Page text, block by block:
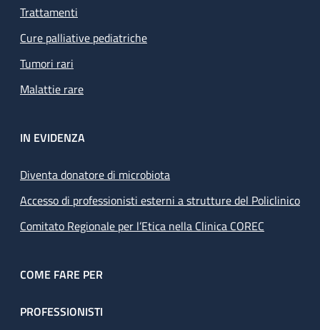
Trattamenti
Cure palliative pediatriche
Tumori rari
Malattie rare
IN EVIDENZA
Diventa donatore di microbiota
Accesso di professionisti esterni a strutture del Policlinico
Comitato Regionale per l’Etica nella Clinica COREC
COME FARE PER
PROFESSIONISTI